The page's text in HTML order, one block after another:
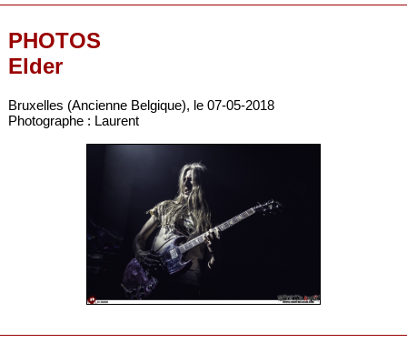
PHOTOS
Elder
Bruxelles (Ancienne Belgique), le 07-05-2018
Photographe : Laurent